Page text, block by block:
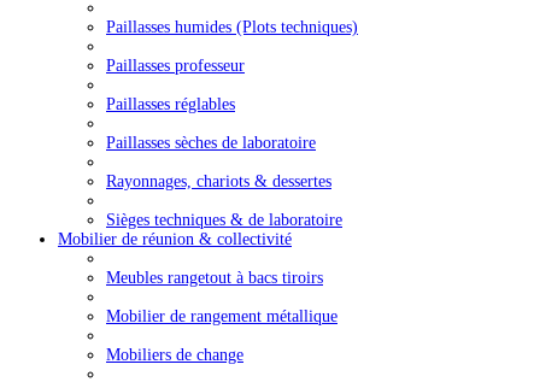
Paillasses humides (Plots techniques)
Paillasses professeur
Paillasses réglables
Paillasses sèches de laboratoire
Rayonnages, chariots & dessertes
Sièges techniques & de laboratoire
Mobilier de réunion & collectivité
Meubles rangetout à bacs tiroirs
Mobilier de rangement métallique
Mobiliers de change